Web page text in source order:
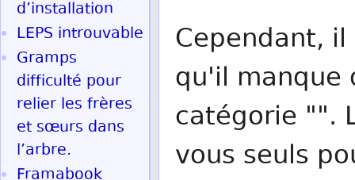
Cependant,
qu'il manque
catégorie "".
vous seuls
d’installation
LEPS introuvable
Gramps
difficulté pour
relier les frères
et sœurs dans
l’arbre.